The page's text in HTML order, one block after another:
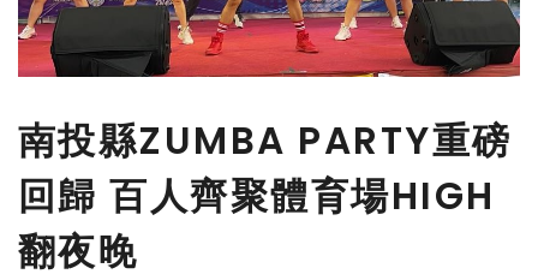
南投縣ZUMBA PARTY重磅
回歸 百人齊聚體育場HIGH
翻夜晚